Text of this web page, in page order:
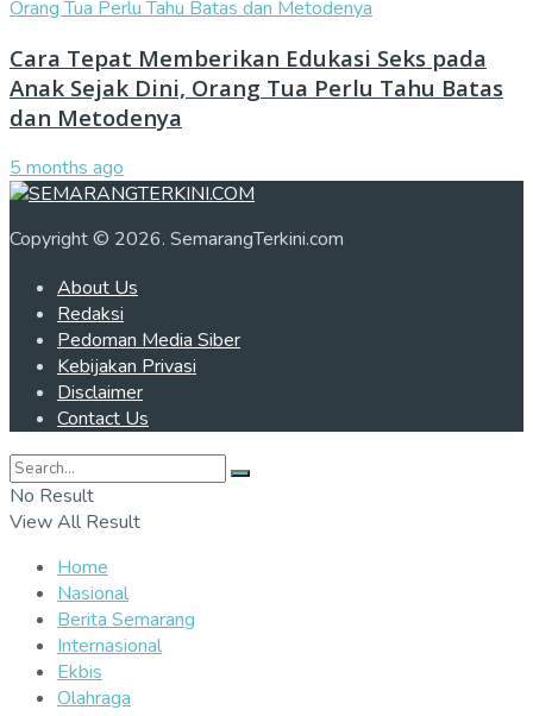
Cara Tepat Memberikan Edukasi Seks pada
Anak Sejak Dini, Orang Tua Perlu Tahu Batas
dan Metodenya
5 months ago
Copyright © 2026. SemarangTerkini.com
About Us
Redaksi
Pedoman Media Siber
Kebijakan Privasi
Disclaimer
Contact Us
No Result
View All Result
Home
Nasional
Berita Semarang
Internasional
Ekbis
Olahraga